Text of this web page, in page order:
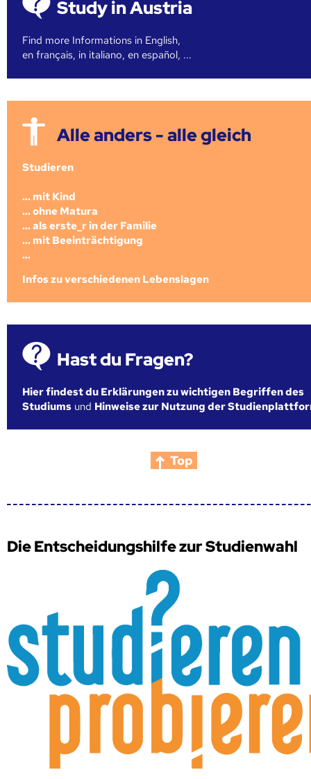
Study in Austria
Find more Informations in English,
en français, in italiano, en español, ...
Alle anders - alle gleich
Studieren
... mit Kind
... ohne Matura
... als erste_r in der Familie
... mit Beeinträchtigung
...
Infos zu verschiedenen Lebenslagen
Hast du Fragen?
Hier findest du Erklärungen zu wichtigen Begriffen des
Studiums und Hinweise zur Nutzung der
Top
Die Entscheidungshilfe zur Studienwahl